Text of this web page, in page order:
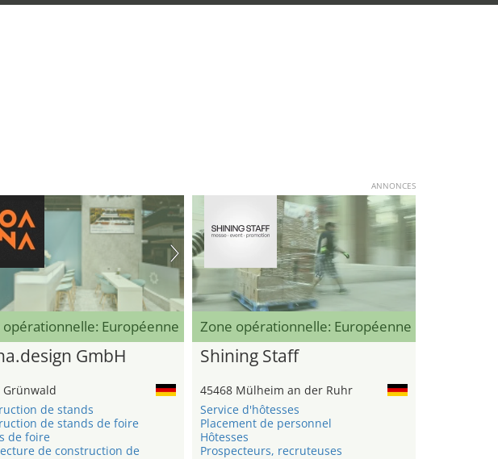
ANNONCES
opérationnelle: Européenne
GmbH
Grünwald
de stands
de stands de foire
de foire
de construction de
Zone opérationnelle: Européenne
Shining Staff
45468 Mülheim an der Ruhr
Service d'hôtesses
Placement de personnel
Hôtesses
Prospecteurs, recruteuses